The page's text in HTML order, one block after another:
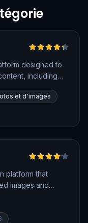
Vérifié
designed to
including
and customizing
et d'images
Vérifié
platform that
images and
customized AI-
for character